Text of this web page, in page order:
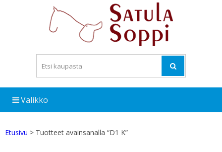
Valikko
Etusivu > Tuotteet avainsanalla “D1 K”